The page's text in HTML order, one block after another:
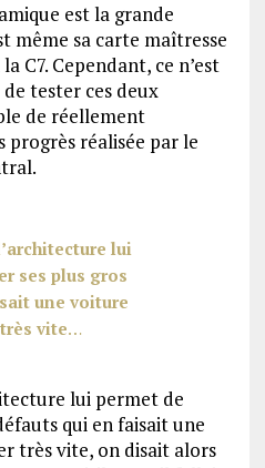
est la grande
même sa carte maîtresse
C7. Cependant, ce n’est
tester ces deux
de réellement
progrès réalisée par le
lui
ses plus gros
une voiture
vite…
lui permet de
qui en faisait une
très vite, on disait alors